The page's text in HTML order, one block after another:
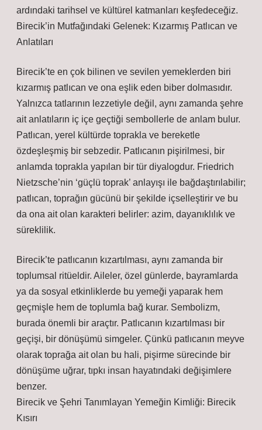
ardındaki tarihsel ve kültürel katmanları keşfedeceğiz.
Birecik’in Mutfağındaki Gelenek: Kızarmış Patlıcan ve
Anlatıları
Birecik’te en çok bilinen ve sevilen yemeklerden biri
kızarmış patlıcan ve ona eşlik eden biber dolmasıdır.
Yalnızca tatlarının lezzetiyle değil, aynı zamanda şehre
ait anlatıların iç içe geçtiği sembollerle de anlam bulur.
Patlıcan, yerel kültürde toprakla ve bereketle
özdeşleşmiş bir sebzedir. Patlıcanın pişirilmesi, bir
anlamda toprakla yapılan bir tür diyalogdur. Friedrich
Nietzsche’nin ‘güçlü toprak’ anlayışı ile bağdaştırılabilir;
patlıcan, toprağın gücünü bir şekilde içselleştirir ve bu
da ona ait olan karakteri belirler: azim, dayanıklılık ve
süreklilik.
Birecik’te patlıcanın kızartılması, aynı zamanda bir
toplumsal ritüeldir. Aileler, özel günlerde, bayramlarda
ya da sosyal etkinliklerde bu yemeği yaparak hem
geçmişle hem de toplumla bağ kurar. Sembolizm,
burada önemli bir araçtır. Patlıcanın kızartılması bir
geçişi, bir dönüşümü simgeler. Çünkü patlıcanın meyve
olarak toprağa ait olan bu hali, pişirme sürecinde bir
dönüşüme uğrar, tıpkı insan hayatındaki değişimlere
benzer.
Birecik ve Şehri Tanımlayan Yemeğin Kimliği: Birecik
Kısırı